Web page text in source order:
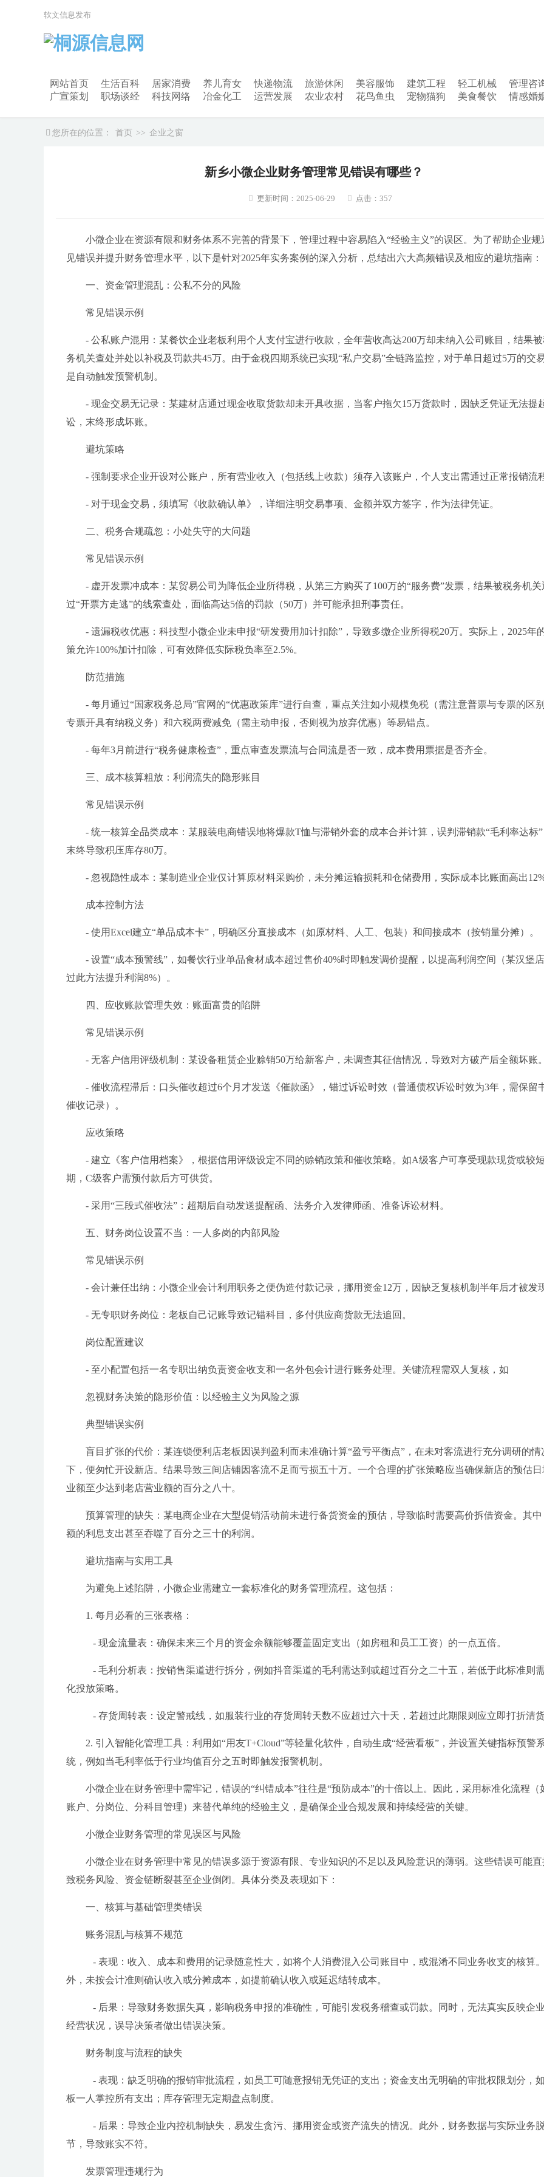
网站首页 生活百科 居家消费 养儿育女 快递物流 旅游休闲 美容服饰 建筑工程 轻工机械 管理咨
广宣策划
职场谈经 科技网络 冶金化工 运营发展 农业农村 花鸟鱼虫 宠物猫狗 美食餐饮 情感婚
软文信息发布
您所在的位置： 首页 >> 企业之窗
新乡小微企业财务管理常见错误有哪些？
更新时间：2025-06-29 点击：357
小微企业在资源有限和财务体系不完善的背景下，管理过程中容易陷入“经验主义”的误区。为了帮助企业规
见错误并提升财务管理水平，以下是针对2025年实务案例的深入分析，总结出六大高频错误及相应的避坑指南：
一、资金管理混乱：公私不分的风险
常见错误示例
- 公私账户混用：某餐饮企业老板利用个人支付宝进行收款，全年营收高达200万却未纳入公司账目，结果
务机关查处并处以补税及罚款共45万。由于金税四期系统已实现“私户交易”全链路监控，对于单日超过5万的交
是自动触发预警机制。
- 现金交易无记录：某建材店通过现金收取货款却未开具收据，当客户拖欠15万货款时，因缺乏凭证无法提
讼，末终形成坏账。
避坑策略
- 强制要求企业开设对公账户，所有营业收入（包括线上收款）须存入该账户，个人支出需通过正常报销流
- 对于现金交易，须填写《收款确认单》，详细注明交易事项、金额并双方签字，作为法律凭证。
二、税务合规疏忽：小处失守的大问题
常见错误示例
- 虚开发票冲成本：某贸易公司为降低企业所得税，从第三方购买了100万的“服务费”发票，结果被税务机关
过“开票方走逃”的线索查处，面临高达5倍的罚款（50万）并可能承担刑事责任。
- 遗漏税收优惠：科技型小微企业未申报“研发费用加计扣除”，导致多缴企业所得税20万。实际上，2025年
策允许100%加计扣除，可有效降低实际税负率至2.5%。
防范措施
- 每月通过“国家税务总局”官网的“优惠政策库”进行自查，重点关注如小规模免税（需注意普票与专票的区别
专票开具有纳税义务）和六税两费减免（需主动申报，否则视为放弃优惠）等易错点。
- 每年3月前进行“税务健康检查”，重点审查发票流与合同流是否一致，成本费用票据是否齐全。
三、成本核算粗放：利润流失的隐形账目
常见错误示例
- 统一核算全品类成本：某服装电商错误地将爆款T恤与滞销外套的成本合并计算，误判滞销款“毛利率达标”
末终导致积压库存80万。
- 忽视隐性成本：某制造业企业仅计算原材料采购价，未分摊运输损耗和仓储费用，实际成本比账面高出12%
成本控制方法
- 使用Excel建立“单品成本卡”，明确区分直接成本（如原材料、人工、包装）和间接成本（按销量分摊）。
- 设置“成本预警线”，如餐饮行业单品食材成本超过售价40%时即触发调价提醒，以提高利润空间（某汉堡
过此方法提升利润8%）。
四、应收账款管理失效：账面富贵的陷阱
常见错误示例
- 无客户信用评级机制：某设备租赁企业赊销50万给新客户，未调查其征信情况，导致对方破产后全额坏账。
- 催收流程滞后：口头催收超过6个月才发送《催款函》，错过诉讼时效（普通债权诉讼时效为3年，需保留
催收记录）。
应收策略
- 建立《客户信用档案》，根据信用评级设定不同的赊销政策和催收策略。如A级客户可享受现款现货或较
期，C级客户需预付款后方可供货。
- 采用“三段式催收法”：超期后自动发送提醒函、法务介入发律师函、准备诉讼材料。
五、财务岗位设置不当：一人多岗的内部风险
常见错误示例
- 会计兼任出纳：小微企业会计利用职务之便伪造付款记录，挪用资金12万，因缺乏复核机制半年后才被发
- 无专职财务岗位：老板自己记账导致记错科目，多付供应商货款无法追回。
岗位配置建议
- 至小配置包括一名专职出纳负责资金收支和一名外包会计进行账务处理。关键流程需双人复核，如
忽视财务决策的隐形价值：以经验主义为风险之源
典型错误实例
盲目扩张的代价：某连锁便利店老板因误判盈利而未准确计算“盈亏平衡点”，在未对客流进行充分调研的情
下，便匆忙开设新店。结果导致三间店铺因客流不足而亏损五十万。一个合理的扩张策略应当确保新店的预估
业额至少达到老店营业额的百分之八十。
预算管理的缺失：某电商企业在大型促销活动前未进行备货资金的预估，导致临时需要高价拆借资金。其中
额的利息支出甚至吞噬了百分之三十的利润。
避坑指南与实用工具
为避免上述陷阱，小微企业需建立一套标准化的财务管理流程。这包括：
1. 每月必看的三张表格：
- 现金流量表：确保未来三个月的资金余额能够覆盖固定支出（如房租和员工工资）的一点五倍。
- 毛利分析表：按销售渠道进行拆分，例如抖音渠道的毛利需达到或超过百分之二十五，若低于此标准则
化投放策略。
- 存货周转表：设定警戒线，如服装行业的存货周转天数不应超过六十天，若超过此期限则应立即打折清货
2. 引入智能化管理工具：利用如“用友T+Cloud”等轻量化软件，自动生成“经营看板”，并设置关键指标预警
统，例如当毛利率低于行业均值百分之五时即触发报警机制。
小微企业在财务管理中需牢记，错误的“纠错成本”往往是“预防成本”的十倍以上。因此，采用标准化流程（
账户、分岗位、分科目管理）来替代单纯的经验主义，是确保企业合规发展和持续经营的关键。
小微企业财务管理的常见误区与风险
小微企业在财务管理中常见的错误多源于资源有限、专业知识的不足以及风险意识的薄弱。这些错误可能直
致税务风险、资金链断裂甚至企业倒闭。具体分类及表现如下：
一、核算与基础管理类错误
账务混乱与核算不规范
- 表现：收入、成本和费用的记录随意性大，如将个人消费混入公司账目中，或混淆不同业务收支的核算
外，未按会计准则确认收入或分摊成本，如提前确认收入或延迟结转成本。
- 后果：导致财务数据失真，影响税务申报的准确性，可能引发税务稽查或罚款。同时，无法真实反映企
经营状况，误导决策者做出错误决策。
财务制度与流程的缺失
- 表现：缺乏明确的报销审批流程，如员工可随意报销无凭证的支出；资金支出无明确的审批权限划分，
板一人掌控所有支出；库存管理无定期盘点制度。
- 后果：导致企业内控机制缺失，易发生贪污、挪用资金或资产流失的情况。此外，财务数据与实际业务
节，导致账实不符。
发票管理违规行为